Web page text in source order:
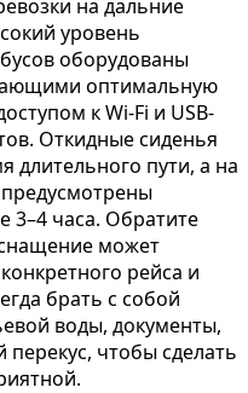
на дальние
уровень
оборудованы
оптимальную
к Wi-Fi и USB-
Откидные сиденья
длительного пути, а на
3–4 часа. Обратите
может
рейса и
брать с собой
воды, документы,
чтобы сделать